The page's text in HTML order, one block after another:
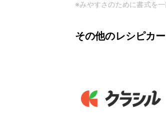
※みやすさのために書式を一
その他のレシピカ